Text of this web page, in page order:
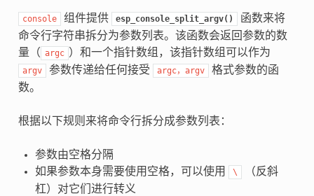
console 组件提供 esp_console_split_argv()
函数来将
命令行字符串拆分为参数列表。该函数会返回参数的数
量（ argc ）和一个指针数组，该指针数组可以作为
argv 参数传递给任何接受 argc，argv
格式参数的函
数。
根据以下规则来将命令行拆分成参数列表：
参数由空格分隔
如果参数本身需要使用空格，可以使用
\
（反斜
杠）对它们进行转义